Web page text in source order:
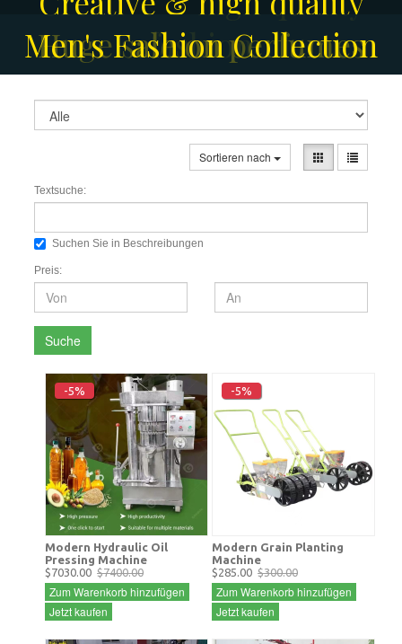
fashion
Huge sale on perfumes
Men's Fashion Collection
Sortieren nach
Textsuche:
Suchen Sie in Beschreibungen
Preis:
Suche
-5%
Modern Hydraulic Oil
Pressing Machine
$7030.00 $7400.00
Zum Warenkorb hinzufügen
Jetzt kaufen
-5%
Modern Grain Planting
Machine
$285.00 $300.00
Zum Warenkorb hinzufügen
Jetzt kaufen